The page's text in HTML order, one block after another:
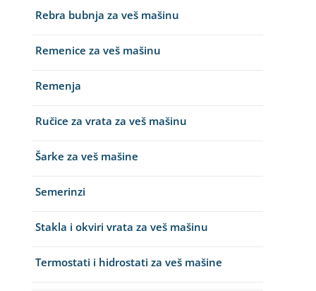
Rebra bubnja za veš mašinu
Remenice za veš mašinu
Remenja
Ručice za vrata za veš mašinu
Šarke za veš mašine
Semerinzi
Stakla i okviri vrata za veš mašinu
Termostati i hidrostati za veš mašine